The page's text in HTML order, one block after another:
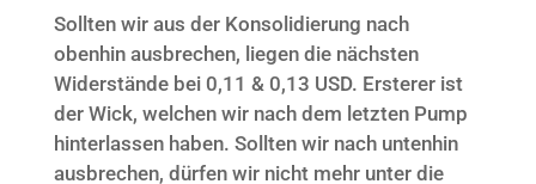
Sollten wir aus der Konsolidierung nach
obenhin ausbrechen, liegen die nächsten
Widerstände bei 0,11 & 0,13 USD. Ersterer ist
der Wick, welchen wir nach dem letzten Pump
hinterlassen haben. Sollten wir nach untenhin
ausbrechen, dürfen wir nicht mehr unter die